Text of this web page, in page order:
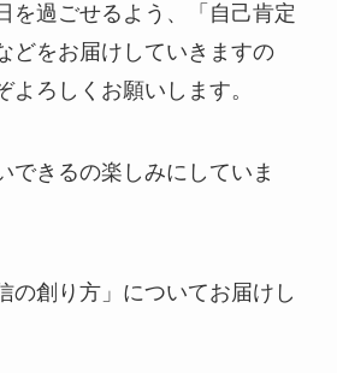
を過ごせるよう、「自己肯定
どをお届けしていきますの
よろしくお願いします。
できるの楽しみにしていま
の創り方」についてお届けし